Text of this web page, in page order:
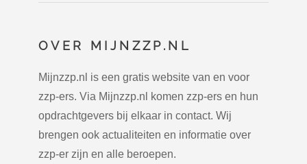
OVER MIJNZZP.NL
Mijnzzp.nl is een gratis website van en voor
zzp-ers. Via Mijnzzp.nl komen zzp-ers en hun
opdrachtgevers bij elkaar in contact. Wij
brengen ook actualiteiten en informatie over
zzp-er zijn en alle beroepen.